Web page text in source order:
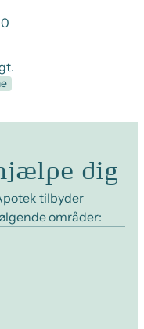
dig
tilbyder
områder: